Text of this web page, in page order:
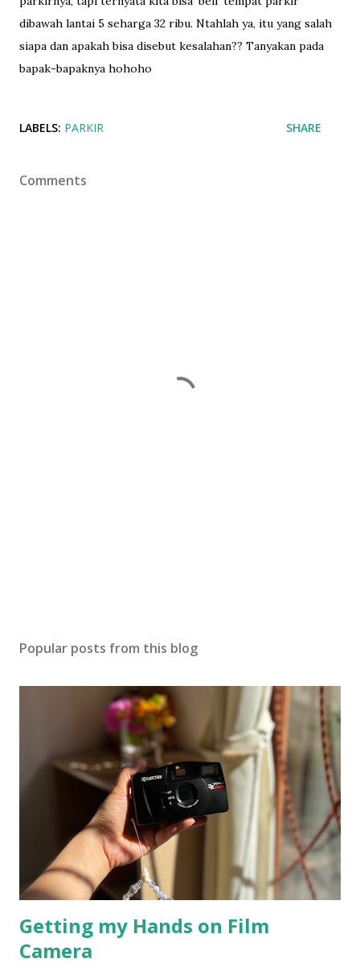
dibawah lantai 5 seharga 32 ribu. Ntahlah ya, itu yang salah
siapa dan apakah bisa disebut kesalahan?? Tanyakan pada
bapak-bapaknya hohoho
LABELS: PARKIR SHARE
Comments
Popular posts from this blog
Getting my Hands on Film
Camera